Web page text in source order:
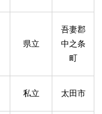
県立
吾妻郡
中之条
町
私立 太田市